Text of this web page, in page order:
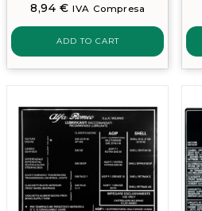
8,94 € IVA Compresa
ADD TO CART